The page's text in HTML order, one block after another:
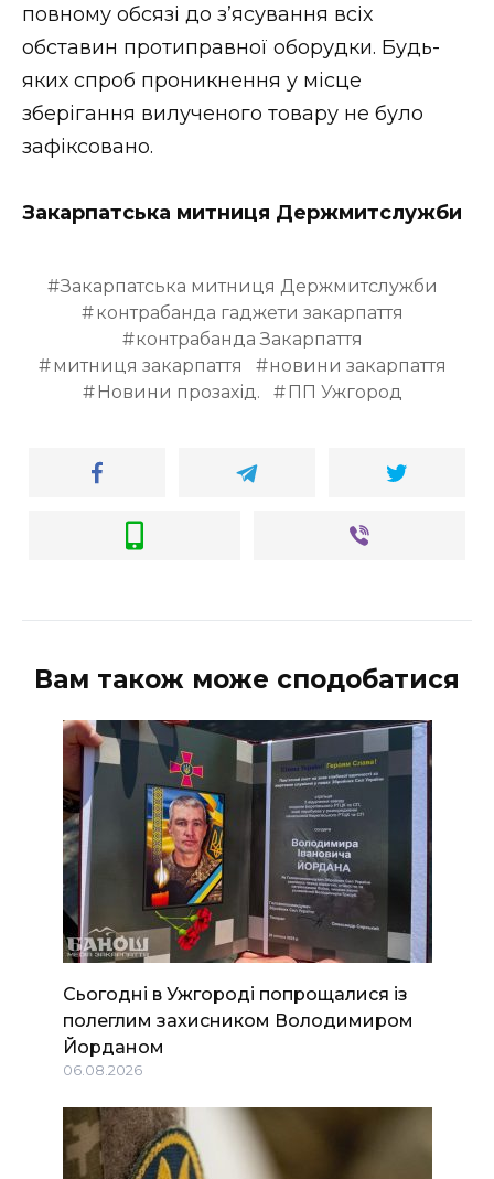
повному обсязі до з’ясування всіх
обставин протиправної оборудки. Будь-
яких спроб проникнення у місце
зберігання вилученого товару не було
зафіксовано.
Закарпатська митниця Держмитслужби
Закарпатська митниця Держмитслужби
контрабанда гаджети закарпаття
контрабанда Закарпаття
митниця закарпаття
новини закарпаття
Новини прозахід.
ПП Ужгород
Вам також може сподобатися
Сьогодні в Ужгороді попрощалися із
полеглим захисником Володимиром
Йорданом
06.08.2026